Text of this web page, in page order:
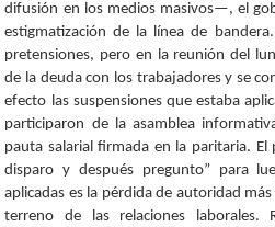
difusión en los medios masivos—, el
estigmatización de la línea de
pretensiones, pero en la reunión del
de la deuda con los trabajadores y se
efecto las suspensiones que estaba
participaron de la asamblea
pauta salarial firmada en la paritaria.
disparo y después pregunto” para
aplicadas es la pérdida de autoridad
terreno de las relaciones